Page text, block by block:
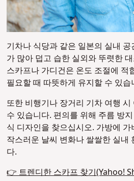
기차나 식당과 같은 일본의 실내
가 많아 덥고 습한 실외와 뚜렷한
스카프나 가디건은 온도 조절에 적
필요할 때 따뜻하게 유지할 수 있습
또한 비행기나 장거리 기차 여행
수 있습니다. 편의를 위해 주름 방
식 디자인을 찾으십시오. 가방에
작스러운 날씨 변화나 쌀쌀한 실내
다.
👉 트렌디한 스카프 찾기(Yahoo!